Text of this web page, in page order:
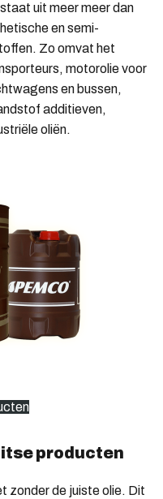
uit meer meer dan
en semi-
Zo omvat het
motorolie voor
en bussen,
additieven,
oliën.
producten
zonder de juiste olie. Dit